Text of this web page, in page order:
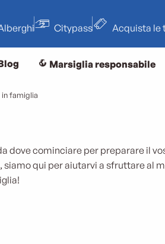
Citypass Acquista le
Marsiglia responsabile
famiglia
dove cominciare per preparare il
qui per aiutarvi a sfruttare al